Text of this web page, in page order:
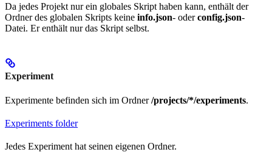
Da jedes Projekt nur ein globales Skript haben kann, enthält der
Ordner des globalen Skripts keine info.json- oderconfig.json-
Datei. Er enthält nur das Skript selbst.
Experiment
Experimente befinden sich im Ordner/projects/*/experiments.
Experiments folder
Jedes Experiment hat seinen eigenen Ordner.